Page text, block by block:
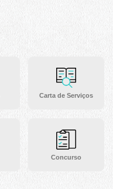
Carta de Serviços
Concurso